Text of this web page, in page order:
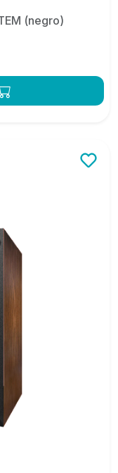
(negro)